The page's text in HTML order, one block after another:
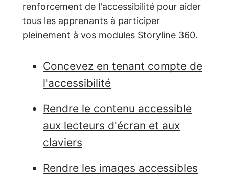
renforcement de l'accessibilité pour aider
tous les apprenants à participer
pleinement à vos modules Storyline 360.
Concevez en tenant compte de
l'accessibilité
Rendre le contenu accessible
aux lecteurs d'écran et aux
claviers
Rendre les images accessibles